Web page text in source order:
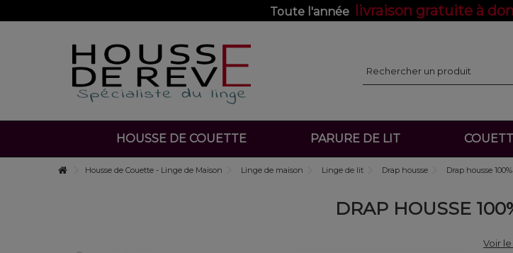
Toute l'année livraison gratuite à
HOUSSE DE COUETTE PARURE DE LIT
Housse de Couette - Linge de Maison Linge de maison Linge de lit Drap housse Drap housse
DRAP HOUSSE
Voir